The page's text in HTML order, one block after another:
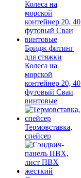
Бридж-фитинг
для стяжки
Колеса на
морской
контейнер 20, 40
футовый Сваи
винтовые
Термовставка,
спейсер